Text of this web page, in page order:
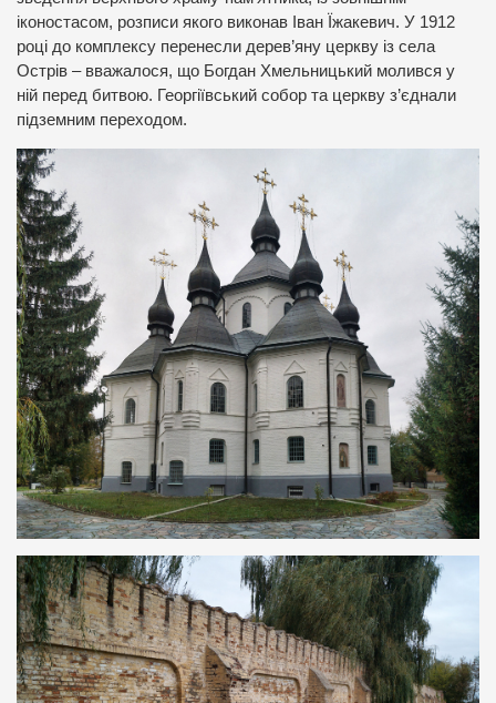
іконостасом, розписи якого виконав Іван Їжакевич. У 1912
році до комплексу перенесли дерев’яну церкву із села
Острів – вважалося, що Богдан Хмельницький молився у
ній перед битвою. Георгіївський собор та церкву з’єднали
підземним переходом.